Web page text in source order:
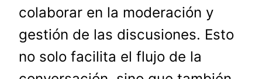
colaborar en la moderación y
gestión de las discusiones. Esto
no solo facilita el flujo de la